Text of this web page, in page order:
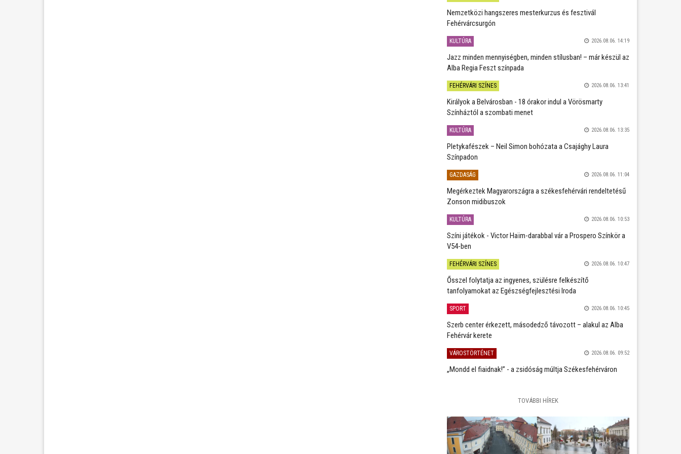
Nemzetközi hangszeres mesterkurzus és fesztivál
Fehérvárcsurgón
KULTÚRA 2026.08.06. 14:19
Jazz minden mennyiségben, minden stílusban! – már készül az
Alba Regia Feszt színpada
FEHÉRVÁRI SZÍNES 2026.08.06. 13:41
Királyok a Belvárosban - 18 órakor indul a Vörösmarty
Színháztól a szombati menet
KULTÚRA 2026.08.06. 13:35
Pletykafészek – Neil Simon bohózata a Csajághy Laura
Színpadon
GAZDASÁG 2026.08.06. 11:04
Megérkeztek Magyarországra a székesfehérvári rendeltetésű
Zonson midibuszok
KULTÚRA 2026.08.06. 10:53
Színi játékok - Victor Haïm-darabbal vár a Prospero Színkör a
V54-ben
FEHÉRVÁRI SZÍNES 2026.08.06. 10:47
Ősszel folytatja az ingyenes, szülésre felkészítő
tanfolyamokat az Egészségfejlesztési Iroda
SPORT 2026.08.06. 10:45
Szerb center érkezett, másodedző távozott – alakul az Alba
Fehérvár kerete
VÁROSTÖRTÉNET 2026.08.06. 09:52
„Mondd el fiaidnak!” - a zsidóság múltja Székesfehérváron
TOVÁBBI HÍREK